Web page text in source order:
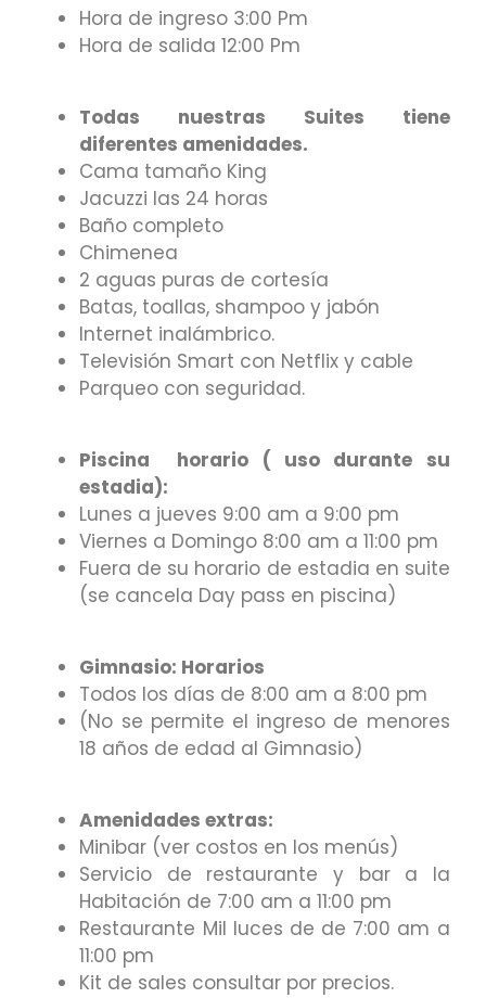
Hora de ingreso 3:00 Pm
Hora de salida 12:00 Pm
Todas nuestras Suites tiene
diferentes amenidades.
Cama tamaño King
Jacuzzi las 24 horas
Baño completo
Chimenea
2 aguas puras de cortesía
Batas, toallas, shampoo y jabón
Internet inalámbrico.
Televisión Smart con Netflix y cable
Parqueo con seguridad.
Piscina horario ( uso durante su
estadia):
Lunes a jueves 9:00 am a 9:00 pm
Viernes a Domingo 8:00 am a 11:00 pm
Fuera de su horario de estadia en suite
(se cancela Day pass en piscina)
Gimnasio: Horarios
Todos los días de 8:00 am a 8:00 pm
(No se permite el ingreso de menores
18 años de edad al Gimnasio)
Amenidades extras:
Minibar (ver costos en los menús)
Servicio de restaurante y bar a la
Habitación de 7:00 am a 11:00 pm
Restaurante Mil luces de de 7:00 am a
11:00 pm
Kit de sales consultar por precios.